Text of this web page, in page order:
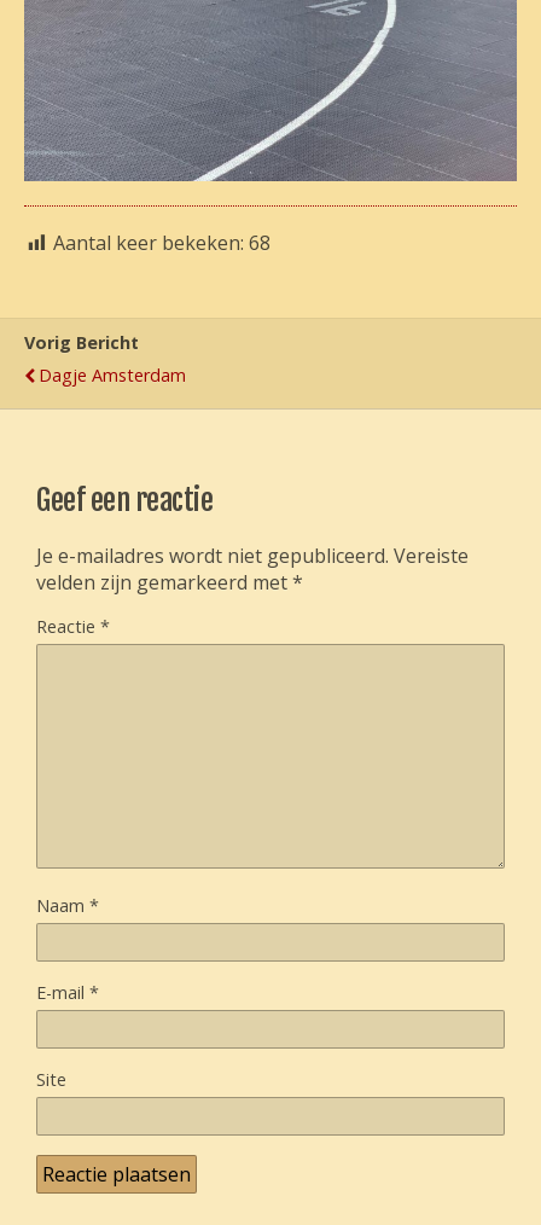
Aantal keer bekeken: 68
Vorig Bericht
Dagje Amsterdam
Geef een reactie
Je e-mailadres wordt niet gepubliceerd. Vereiste
velden zijn gemarkeerd met*
Reactie *
Naam *
E-mail *
Site